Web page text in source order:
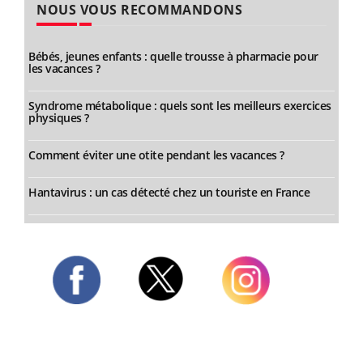
NOUS VOUS RECOMMANDONS
Bébés, jeunes enfants : quelle trousse à pharmacie pour
les vacances ?
Syndrome métabolique : quels sont les meilleurs exercices
physiques ?
Comment éviter une otite pendant les vacances ?
Hantavirus : un cas détecté chez un touriste en France